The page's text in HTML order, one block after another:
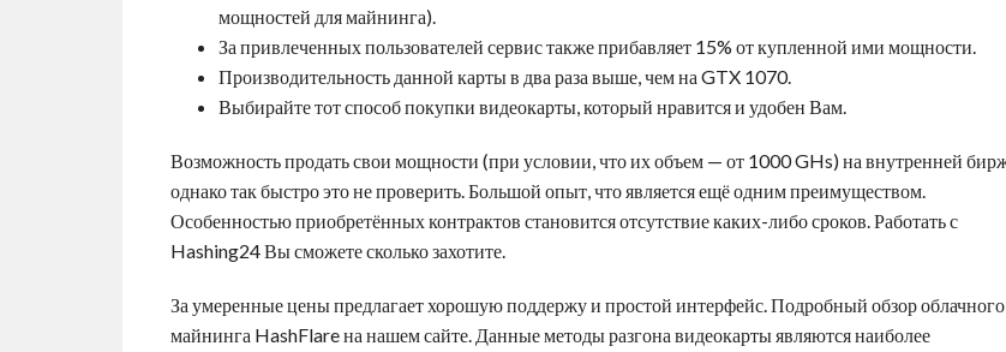
мощностей для майнинга).
За привлеченных пользователей сервис также прибавляет 15% от купленной ими мощности.
Производительность данной карты в два раза выше, чем на GTX 1070.
Выбирайте тот способ покупки видеокарты, который нравится и удобен Вам.
Возможность продать свои мощности (при условии, что их объем — от 1000 GHs) на внутренней
однако так быстро это не проверить. Большой опыт, что является ещё одним преимуществом.
Особенностью приобретённых контрактов становится отсутствие каких-либо сроков. Работать с
Hashing24 Вы сможете сколько захотите.
За умеренные цены предлагает хорошую поддержу и простой интерфейс. Подробный обзор облачного
майнинга HashFlare на нашем сайте. Данные методы разгона видеокарты являются наиболее